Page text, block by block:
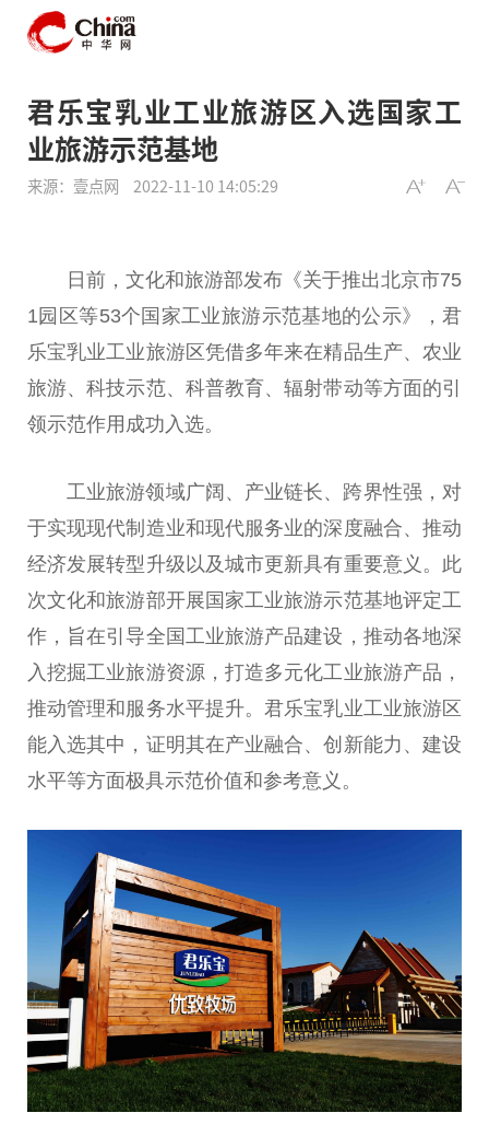
君乐宝乳业工业旅游区入选国家工
业旅游示范基地
来源：壹点网 2022-11-10 14:05:29
日前，文化和旅游部发布《关于推出北京市75
1园区等53个国家工业旅游示范基地的公示》，君
乐宝乳业工业旅游区凭借多年来在精品生产、农业
旅游、科技示范、科普教育、辐射带动等方面的引
领示范作用成功入选。
工业旅游领域广阔、产业链长、跨界性强，对
于实现现代制造业和现代服务业的深度融合、推动
经济发展转型升级以及城市更新具有重要意义。此
次文化和旅游部开展国家工业旅游示范基地评定工
作，旨在引导全国工业旅游产品建设，推动各地深
入挖掘工业旅游资源，打造多元化工业旅游产品，
推动管理和服务水平提升。君乐宝乳业工业旅游区
能入选其中，证明其在产业融合、创新能力、建设
水平等方面极具示范价值和参考意义。